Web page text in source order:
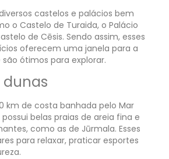
castelos e palácios bem
o Castelo de Turaida, o Palácio
de Cēsis. Sendo assim, esses
oferecem uma janela para a
ótimos para explorar.
dunas
km de costa banhada pelo Mar
belas praias de areia fina e
como as de Jūrmala. Esses
para relaxar, praticar esportes